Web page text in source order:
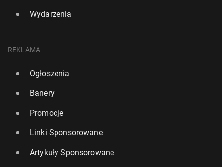
Wydarzenia
REKLAMA
Ogłoszenia
Banery
Promocje
Linki Sponsorowane
Artykuły Sponsorowane